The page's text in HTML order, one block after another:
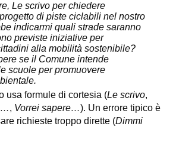
Le scrivo per chiedere
di piste ciclabili nel nostro
indicarmi quali strade saranno
previste iniziative per
alla mobilità sostenibile?
se il Comune intende
scuole per promuovere
usa formule di cortesia (Le scrivo,
, Vorrei sapere…). Un errore tipico è
richieste troppo dirette (Dimmi